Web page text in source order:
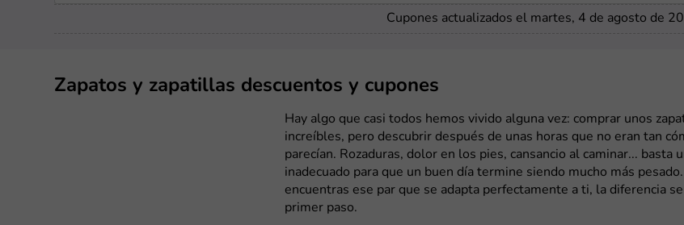
Cupones actualizados el martes, 4 de agosto de
Zapatos y zapatillas descuentos y cupones
Hay algo que casi todos hemos vivido alguna vez: comprar unos
increíbles, pero descubrir después de unas horas que no eran tan
parecían. Rozaduras, dolor en los pies, cansancio al caminar... basta
inadecuado para que un buen día termine siendo mucho más
encuentras ese par que se adapta perfectamente a ti, la diferencia
primer paso.